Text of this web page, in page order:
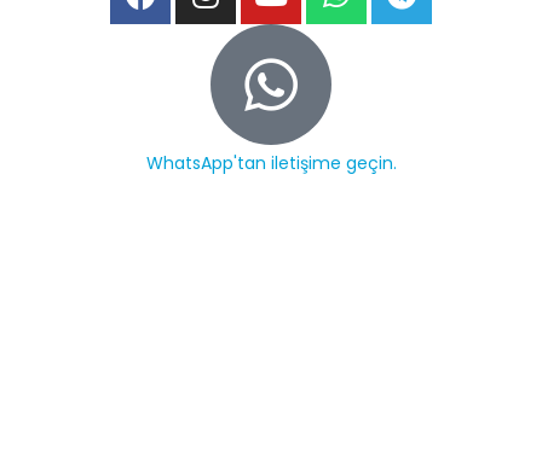
WhatsApp'tan iletişime geçin.